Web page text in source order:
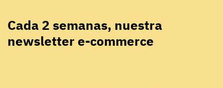
Cada 2 semanas, nuestra
newsletter e-commerce